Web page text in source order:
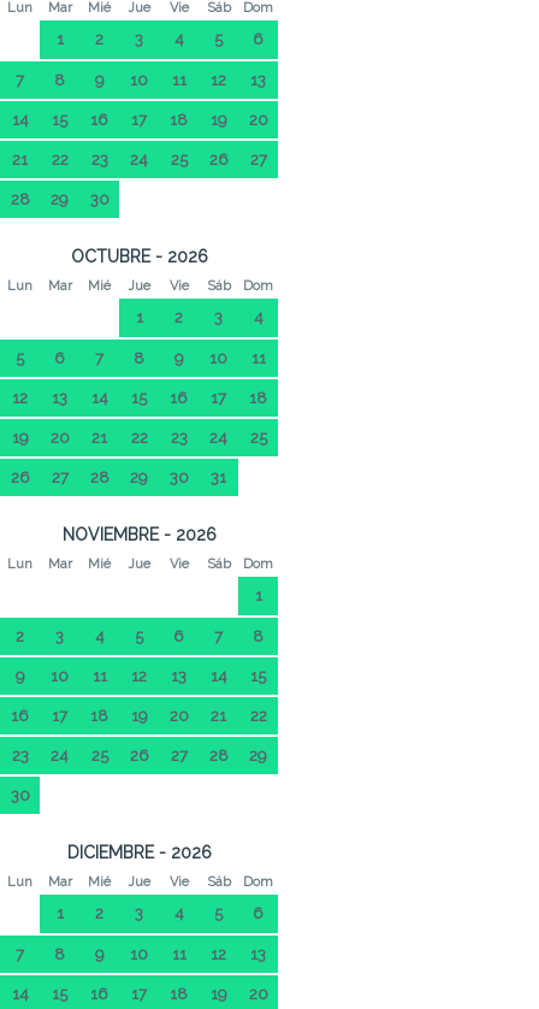
Lun Mar Mié Jue Vie Sáb Dom
1 2 3 4 5 6
7 8 9 10 11 12 13
14 15 16 17 18 19 20
21 22 23 24 25 26 27
28 29 30
OCTUBRE - 2026
Lun Mar Mié Jue Vie Sáb Dom
1 2 3 4
5 6 7 8 9 10 11
12 13 14 15 16 17 18
19 20 21 22 23 24 25
26 27 28 29 30 31
NOVIEMBRE - 2026
Lun Mar Mié Jue Vie Sáb Dom
1
2 3 4 5 6 7 8
9 10 11 12 13 14 15
16 17 18 19 20 21 22
23 24 25 26 27 28 29
30
DICIEMBRE - 2026
Lun Mar Mié Jue Vie Sáb Dom
1 2 3 4 5 6
7 8 9 10 11 12 13
14 15 16 17 18 19 20